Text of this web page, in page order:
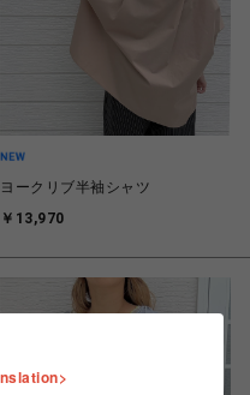
ヨークリブ半袖シャツ
￥13,970